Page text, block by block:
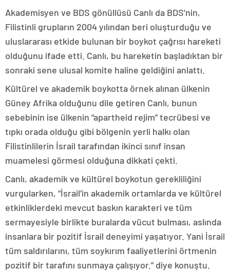
Akademisyen ve BDS gönüllüsü Canlı da BDS’nin,
Filistinli grupların 2004 yılından beri oluşturduğu ve
uluslararası etkide bulunan bir boykot çağrısı hareketi
olduğunu ifade etti. Canlı, bu hareketin başladıktan bir
sonraki sene ulusal komite haline geldiğini anlattı.
Kültürel ve akademik boykotta örnek alınan ülkenin
Güney Afrika olduğunu dile getiren Canlı, bunun
sebebinin ise ülkenin “apartheid rejim” tecrübesi ve
tıpkı orada olduğu gibi bölgenin yerli halkı olan
Filistinlilerin İsrail tarafından ikinci sınıf insan
muamelesi görmesi olduğuna dikkati çekti.
Canlı, akademik ve kültürel boykotun gerekliliğini
vurgularken, “İsrail’in akademik ortamlarda ve kültürel
etkinliklerdeki mevcut baskın karakteri ve tüm
sermayesiyle birlikte buralarda vücut bulması, aslında
insanlara bir pozitif İsrail deneyimi yaşatıyor. Yani İsrail
tüm saldırılarını, tüm soykırım faaliyetlerini örtmenin
pozitif bir tarafını sunmaya çalışıyor.” diye konuştu.